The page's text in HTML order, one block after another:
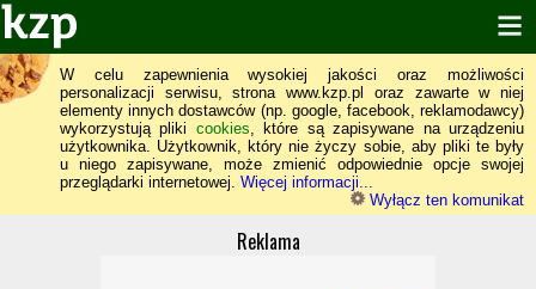
W celu zapewnienia wysokiej jakości oraz możliwości
personalizacji serwisu, strona www.kzp.pl oraz zawarte w niej
elementy innych dostawców (np. google, facebook, reklamodawcy)
wykorzystują pliki cookies, które są zapisywane na urządzeniu
użytkownika. Użytkownik, który nie życzy sobie, aby pliki te były
u niego zapisywane, może zmienić odpowiednie opcje swojej
przeglądarki internetowej. Więcej informacji...
Wyłącz ten komunikat
Reklama